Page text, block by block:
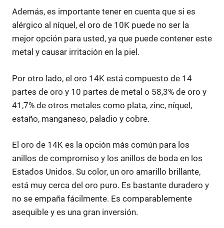
Además, es importante tener en cuenta que si es
alérgico al níquel, el oro de 10K puede no ser la
mejor opción para usted, ya que puede contener este
metal y causar irritación en la piel.
Por otro lado, el oro 14K está compuesto de 14
partes de oro y 10 partes de metal o 58,3% de oro y
41,7% de otros metales como plata, zinc, níquel,
estaño, manganeso, paladio y cobre.
El oro de 14K es la opción más común para los
anillos de compromiso y los anillos de boda en los
Estados Unidos. Su color, un oro amarillo brillante,
está muy cerca del oro puro. Es bastante duradero y
no se empaña fácilmente. Es comparablemente
asequible y es una gran inversión.